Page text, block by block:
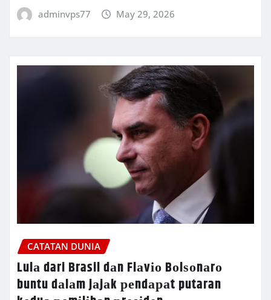
adminvps77 May 29, 2026
CATATAN DUNIA
Lulа dari Brasil dаn Flаvіо Bоlѕоnаrо
buntu dаlаm jаjаk реndараt putaran